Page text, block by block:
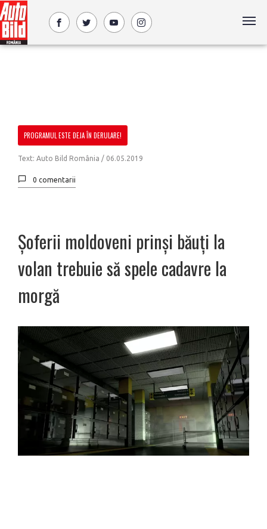
PROGRAMUL ESTE DEJA ÎN DERULARE!
Text: Auto Bild România / 06.05.2019
0 comentarii
Șoferii moldoveni prinși băuți la
volan trebuie să spele cadavre la
morgă